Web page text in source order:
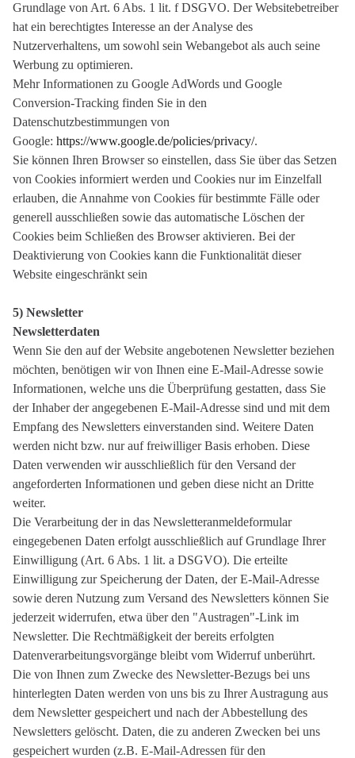
Grundlage von Art. 6 Abs. 1 lit. f DSGVO. Der Websitebetreiber
hat ein berechtigtes Interesse an der Analyse des
Nutzerverhaltens, um sowohl sein Webangebot als auch seine
Werbung zu optimieren.
Mehr Informationen zu Google AdWords und Google
Conversion-Tracking finden Sie in den
Datenschutzbestimmungen von
Google: https://www.google.de/policies/privacy/.
Sie können Ihren Browser so einstellen, dass Sie über das Setzen
von Cookies informiert werden und Cookies nur im Einzelfall
erlauben, die Annahme von Cookies für bestimmte Fälle oder
generell ausschließen sowie das automatische Löschen der
Cookies beim Schließen des Browser aktivieren. Bei der
Deaktivierung von Cookies kann die Funktionalität dieser
Website eingeschränkt sein
5) Newsletter
Newsletterdaten
Wenn Sie den auf der Website angebotenen Newsletter beziehen
möchten, benötigen wir von Ihnen eine E-Mail-Adresse sowie
Informationen, welche uns die Überprüfung gestatten, dass Sie
der Inhaber der angegebenen E-Mail-Adresse sind und mit dem
Empfang des Newsletters einverstanden sind. Weitere Daten
werden nicht bzw. nur auf freiwilliger Basis erhoben. Diese
Daten verwenden wir ausschließlich für den Versand der
angeforderten Informationen und geben diese nicht an Dritte
weiter.
Die Verarbeitung der in das Newsletteranmeldeformular
eingegebenen Daten erfolgt ausschließlich auf Grundlage Ihrer
Einwilligung (Art. 6 Abs. 1 lit. a DSGVO). Die erteilte
Einwilligung zur Speicherung der Daten, der E-Mail-Adresse
sowie deren Nutzung zum Versand des Newsletters können Sie
jederzeit widerrufen, etwa über den "Austragen"-Link im
Newsletter. Die Rechtmäßigkeit der bereits erfolgten
Datenverarbeitungsvorgänge bleibt vom Widerruf unberührt.
Die von Ihnen zum Zwecke des Newsletter-Bezugs bei uns
hinterlegten Daten werden von uns bis zu Ihrer Austragung aus
dem Newsletter gespeichert und nach der Abbestellung des
Newsletters gelöscht. Daten, die zu anderen Zwecken bei uns
gespeichert wurden (z.B. E-Mail-Adressen für den